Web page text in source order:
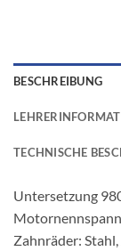
BESCHREIBUNG
TECHNISCHE
Untersetzung
Zahnräder: